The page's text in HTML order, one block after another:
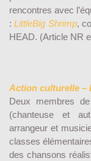
rencontres avec
:LittleBig Shrimp,
HEAD. (Article NR
Action culturelle –
Deux membres
(chanteuse et
arrangeur et
classes
des chansons